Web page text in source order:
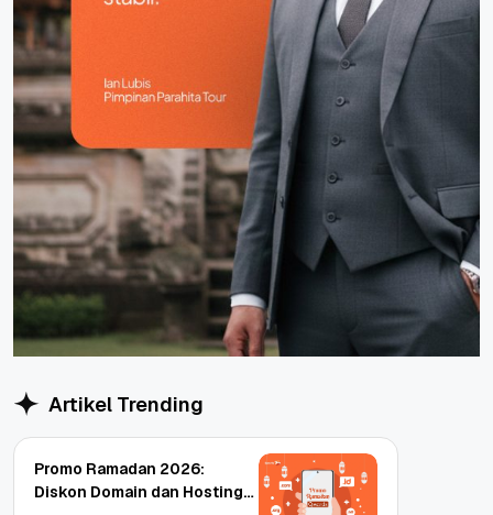
Artikel Trending
Promo Ramadan 2026:
Diskon Domain dan Hosting